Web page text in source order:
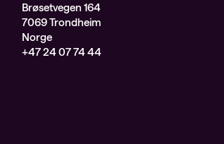
Brøsetvegen 164
7069 Trondheim
Norge
+47 24 07 74 44